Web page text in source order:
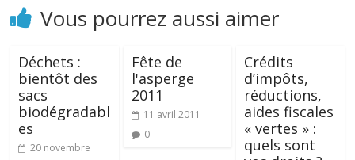
Vous pourrez aussi aimer
Déchets :
bientôt des
sacs
biodégradabl
es
20 novembre
Fête de
l'asperge
2011
11 avril 2011
0
Crédits
d’impôts,
réductions,
aides fiscales
« vertes » :
quels sont